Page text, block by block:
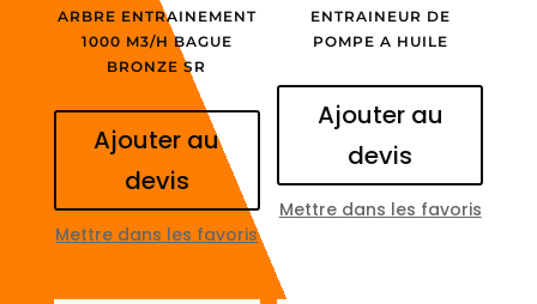
ARBRE ENTRAINEMENT
1000 M3/H BAGUE
BRONZE SR
Ajouter au
devis
Mettre dans les favoris
ENTRAINEUR DE
POMPE A HUILE
Ajouter au
devis
Mettre dans les favoris